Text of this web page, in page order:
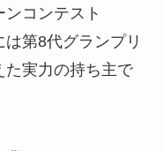
コンテスト
第8代グランプリ
た実力の持ち主で